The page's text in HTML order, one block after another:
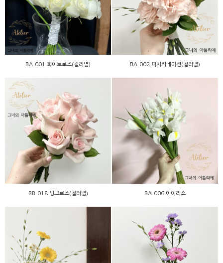
별)
BA-001 화이트로즈(컬러별)
별)
BA-002 피치카네이션(컬러별)
BB-018 핑크로즈(컬러별)
BB-018 핑크로즈(컬러별)
BA-006 아이리스
BA-006 아이리스
미니-008 옐로우거베라 미
미니-007 핑크거베라 미니